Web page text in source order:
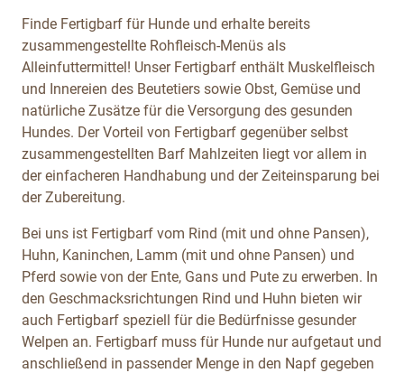
Finde Fertigbarf für Hunde und erhalte bereits
zusammengestellte Rohfleisch-Menüs als
Alleinfuttermittel! Unser Fertigbarf enthält Muskelfleisch
und Innereien des Beutetiers sowie Obst, Gemüse und
natürliche Zusätze für die Versorgung des gesunden
Hundes. Der Vorteil von Fertigbarf gegenüber selbst
zusammengestellten Barf Mahlzeiten liegt vor allem in
der einfacheren Handhabung und der Zeiteinsparung bei
der Zubereitung.
Bei uns ist Fertigbarf vom Rind (mit und ohne Pansen),
Huhn, Kaninchen, Lamm (mit und ohne Pansen) und
Pferd sowie von der Ente, Gans und Pute zu erwerben. In
den Geschmacksrichtungen Rind und Huhn bieten wir
auch Fertigbarf speziell für die Bedürfnisse gesunder
Welpen an. Fertigbarf muss für Hunde nur aufgetaut und
anschließend in passender Menge in den Napf gegeben